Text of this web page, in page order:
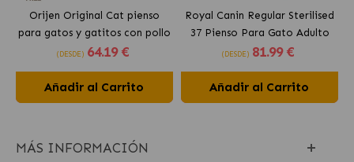
Orijen Original Cat pienso
para gatos y gatitos con pollo
(DESDE) 64.19 €
Añadir al Carrito
Royal Canin Regular Sterilised
37 Pienso Para Gato Adulto
Esterilizado
(DESDE) 81.99 €
Añadir al Carrito
MÁS INFORMACIÓN